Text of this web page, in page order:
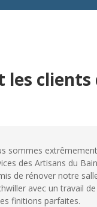
les
sommes
des Artisans du
de rénover notre
avec un travail
finitions parfaites.